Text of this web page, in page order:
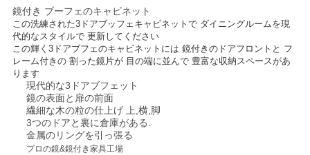
わ
せ
鏡付き ブーフェのキャビネット
この洗練された3ドアブッフェキャビネットで ダイニングルームを現
代的なスタイルで 更新してください
この輝く3ドアブフェのキャビネットには 鏡付きのドアフロントと フ
レーム付きの 割った鏡片が 目の端に並んで 豊富な収納スペースがあ
ります
現代的な3ドアブフェット
鏡の表面と扉の前面
繊細な木の粒の仕上げ 上,横,脚
3つのドアと裏に倉庫がある.
金属のリングを引っ張る
プロの鏡&鏡付き家具工場